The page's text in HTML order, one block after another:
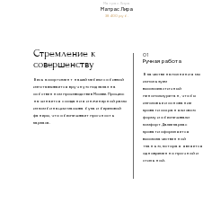
Матрас Лира
Матрас Лира
38 400 руб.
Стремление к
совершенству
Весь ассортимент нашей мебели с обивкой
изготавливается вручную под заказ на
собственном производстве в Москве. Процесс
начинается с создания инженерной рамы
из комбинации массива бука и березовой
фанеры, что обеспечивает прочность
каркаса.
01
Ручная работа
В качестве наполнения мы
используем
высокоэластичный
пенополиуретан, чтобы
изголовье и основание
кровати сохраняли свою
форму и обеспечивали
комфорт. Далее каркас
кровати оформляется
высококачественной
тканью, которая является
одновременно прочной и
стильной.